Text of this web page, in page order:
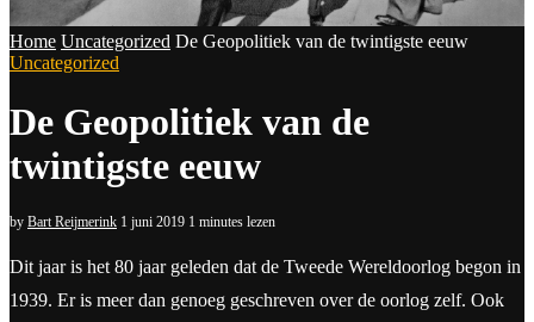
Home Uncategorized De Geopolitiek van de twintigste eeuw
Uncategorized
De Geopolitiek van de
twintigste eeuw
by Bart Reijmerink 1 juni 2019 1 minutes lezen
Dit jaar is het 80 jaar geleden dat de Tweede Wereldoorlog begon in
1939. Er is meer dan genoeg geschreven over de oorlog zelf. Ook